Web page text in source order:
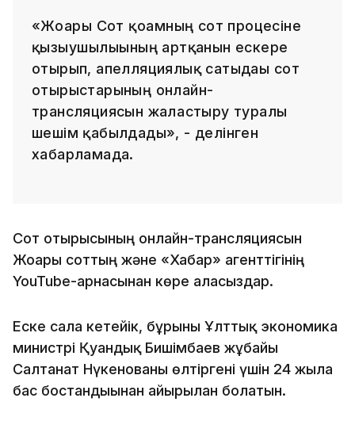
«Жоғарғы Сот қоғамның сот процесіне
қызығушылығының артқанын ескере
отырып, апелляциялық сатыдағы сот
отырыстарының онлайн-
трансляциясын жалғастыру туралы
шешім қабылдады», - делінген
хабарламада.
Сот отырысының онлайн-трансляциясын
Жоғарғы соттың және «Хабар» агенттігінің
YouTube-арнасынан көре аласыздар.
Еске сала кетейік, бұрынғы Ұлттық экономика
министрі Қуандық Бишімбаев жұбайы
Салтанат Нүкенованы өлтіргені үшін 24 жылға
бас бостандығынан айырылған болатын.